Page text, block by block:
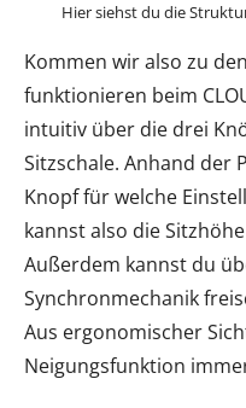
Hier siehst du die
Kommen wir also zu
funktionieren beim
intuitiv über die drei
Sitzschale. Anhand der
Knopf für welche
kannst also die
Außerdem kannst du
Synchronmechanik
Aus ergonomischer
Neigungsfunktion